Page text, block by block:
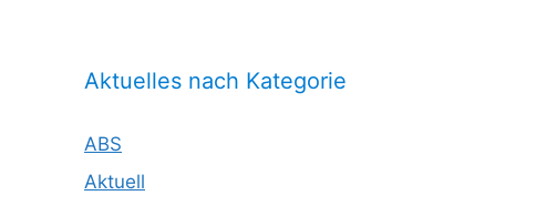
Aktuelles nach Kategorie
ABS
Aktuell